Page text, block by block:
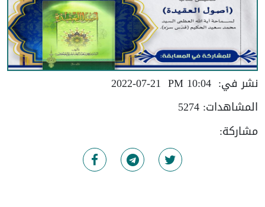
نشر في: 10:04 PM
2022-07-21
المشاهدات: 5274
مشاركة: